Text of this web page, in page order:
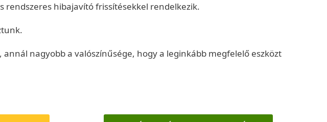
hibajavító frissítésekkel rendelkezik.
nagyobb a valószínűsége, hogy a leginkább megfelelő eszközt